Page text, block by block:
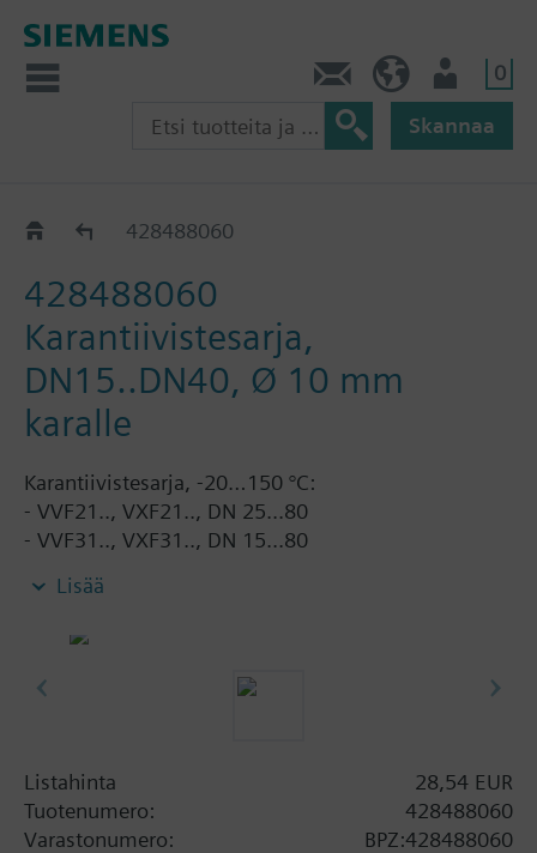
0
Skannaa
Karantiivisteet VVF22..
428488060
428488060
Karantiivistesarja,
DN15..DN40, Ø 10 mm
karalle
Karantiivistesarja, -20…150 °C:
- VVF21.., VXF21.., DN 25...80
- VVF31.., VXF31.., DN 15...80
- VXF41.., DN 15...40
- VVF53.., VXF53.., DN 15…150
Lisää
Listahinta
28,54 EUR
Tuotenumero:
428488060
Varastonumero:
BPZ:428488060